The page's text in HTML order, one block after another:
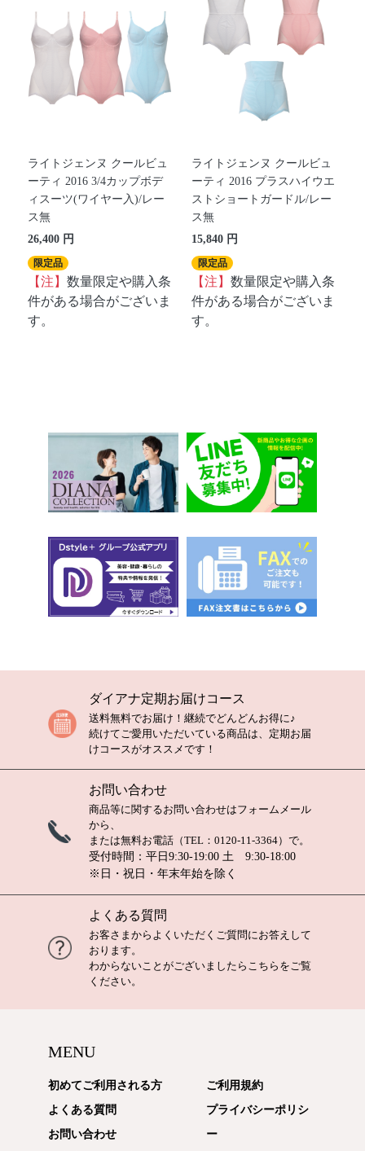
ライトジェンヌ クールビュ
ーティ 2016 3/4カップボデ
ィスーツ(ワイヤー入)/レー
ス無
26,400 円
限定品
【注】 数量限定や購入条
件がある場合がございま
す。
ライトジェンヌ クールビュ
ーティ 2016 プラスハイウエ
ストショートガードル/レー
ス無
15,840 円
限定品
【注】数量限定や購入条
件がある場合がございま
す。
ダイアナ定期お届けコース
送料無料でお届け！継続でどんどんお得に♪
続けてご愛用いただいている商品は、定期お届
けコースがオススメです！
お問い合わせ
商品等に関するお問い合わせはフォームメール
から、
または無料お電話（TEL： 0120-11-3364）で。
受付時間：平日9:30-19:00 土 9:30-18:00
※日・祝日・年末年始を除く
よくある質問
お客さまからよくいただくご質問にお答えして
おります。
わからないことがございましたら こちら をご覧
ください。
MENU
初めてご利用される方
よくある質問
お問い合わせ
ご利用規約
プライバシーポリシ
ー